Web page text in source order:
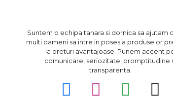
Suntem o echipa tanara si dornica sa ajutam
multi oameni sa intre in posesia produselor
la preturi avantajoase. Punem accent
comunicare, seriozitate, promptitudine
transparenta.